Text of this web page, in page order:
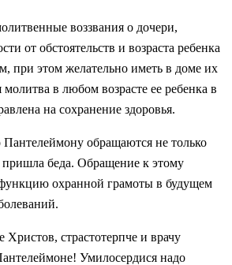
воззвания о дочери,
от обстоятельств и возраста ребенка
при этом желательно иметь в доме их
в любом возрасте ее ребенка в
на сохранение здоровья.
обращаются не только
пришла беда. Обращение к этому
охранной грамоты в будущем
страстотерпче и врачу
Умилосердися надо